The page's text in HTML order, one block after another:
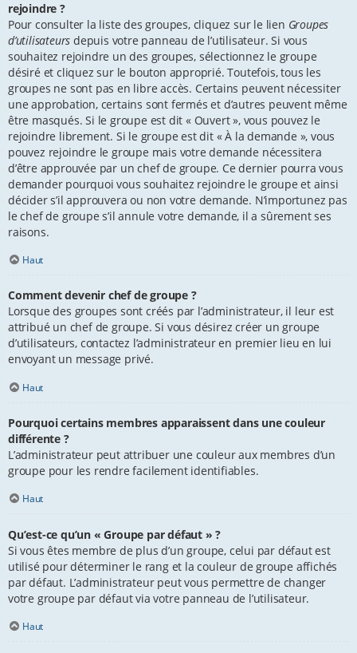
rejoindre ?
Pour consulter la liste des groupes, cliquez sur le lien Groupes
d’utilisateurs depuis votre panneau de l’utilisateur. Si vous
souhaitez rejoindre un des groupes, sélectionnez le groupe
désiré et cliquez sur le bouton approprié. Toutefois, tous les
groupes ne sont pas en libre accès. Certains peuvent nécessiter
une approbation, certains sont fermés et d’autres peuvent même
être masqués. Si le groupe est dit « Ouvert », vous pouvez le
rejoindre librement. Si le groupe est dit « À la demande », vous
pouvez rejoindre le groupe mais votre demande nécessitera
d’être approuvée par un chef de groupe. Ce dernier pourra vous
demander pourquoi vous souhaitez rejoindre le groupe et ainsi
décider s’il approuvera ou non votre demande. N’importunez pas
le chef de groupe s’il annule votre demande, il a sûrement ses
raisons.
Haut
Comment devenir chef de groupe ?
Lorsque des groupes sont créés par l’administrateur, il leur est
attribué un chef de groupe. Si vous désirez créer un groupe
d’utilisateurs, contactez l’administrateur en premier lieu en lui
envoyant un message privé.
Haut
Pourquoi certains membres apparaissent dans une couleur
différente ?
L’administrateur peut attribuer une couleur aux membres d’un
groupe pour les rendre facilement identifiables.
Haut
Qu’est-ce qu’un « Groupe par défaut » ?
Si vous êtes membre de plus d’un groupe, celui par défaut est
utilisé pour déterminer le rang et la couleur de groupe affichés
par défaut. L’administrateur peut vous permettre de changer
votre groupe par défaut via votre panneau de l’utilisateur.
Haut